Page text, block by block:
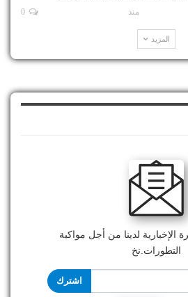
منذ
المزيد
الإخبارية لدينا من أجل مواكبة
التطورات.نخ
اشترك